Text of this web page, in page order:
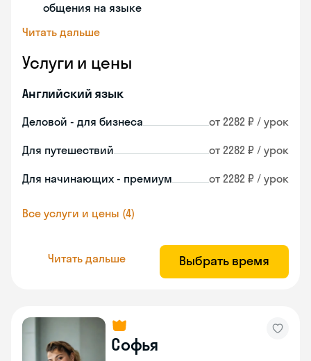
общения на языке
Читать дальше
Услуги и цены
Английский язык
Деловой - для бизнеса от 2282 ₽ / урок
Для путешествий от 2282 ₽ / урок
Для начинающих - премиум от 2282 ₽ / урок
Все услуги и цены (4)
Читать дальше Выбрать время
Софья